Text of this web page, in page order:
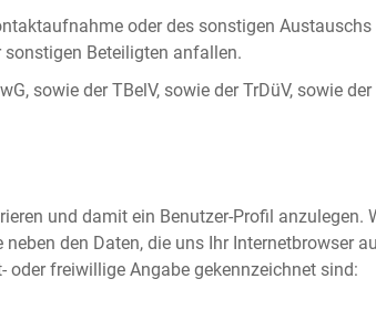
oder des sonstigen
Beteiligten anfallen.
sowie der TBelV, sowie der TrDüV, sowie der
und damit ein Benutzer-Profil anzulegen.
den Daten, die uns Ihr Internetbrowser
oder freiwillige Angabe gekennzeichnet sind: